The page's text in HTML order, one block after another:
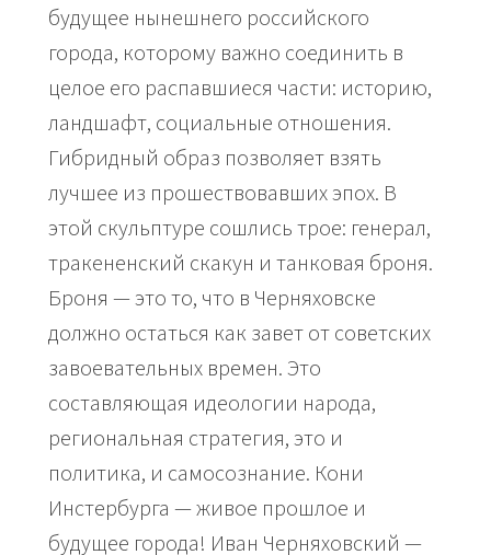
будущее нынешнего российского
города, которому важно соединить в
целое его распавшиеся части: историю,
ландшафт, социальные отношения.
Гибридный образ позволяет взять
лучшее из прошествовавших эпох. В
этой скульптуре сошлись трое: генерал,
тракененский скакун и танковая броня.
Броня — это то, что в Черняховске
должно остаться как завет от советских
завоевательных времен. Это
составляющая идеологии народа,
региональная стратегия, это и
политика, и самосознание. Кони
Инстербурга — живое прошлое и
будущее города! Иван Черняховский —